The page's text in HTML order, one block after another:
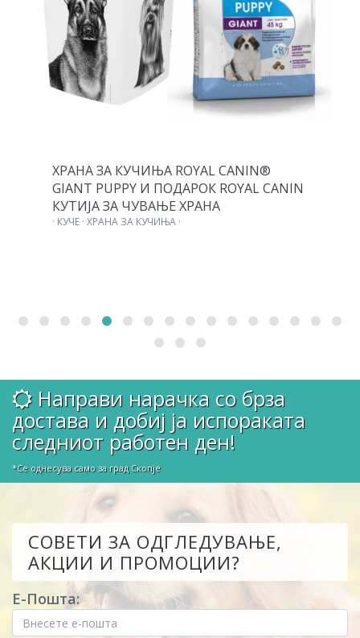
ХРАНА ЗА КУЧИЊА ROYAL CANIN®
GIANT PUPPY И ПОДАРОК ROYAL CANIN
КУТИЈА ЗА ЧУВАЊЕ ХРАНА
· КУЧЕ · ХРАНА ЗА КУЧИЊА ·
Направи нарачка со брза
достава и добиј ја испораката
следниот работен ден!
*Се однесува само за град Скопје
СОВЕТИ ЗА ОДГЛЕДУВАЊЕ,
АКЦИИ И ПРОМОЦИИ?
Е-Пошта: